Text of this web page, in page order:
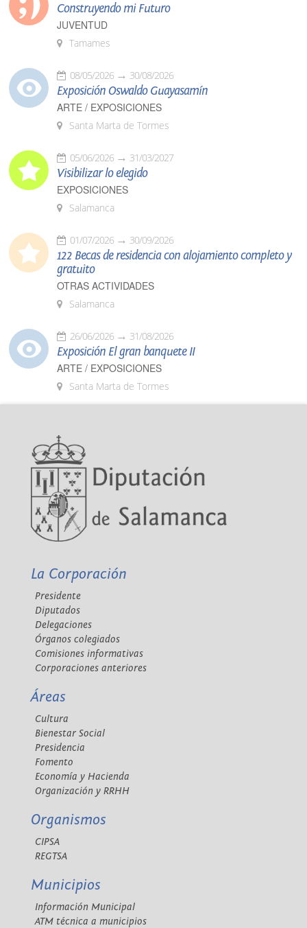
Construyendo mi Futuro
JUVENTUD
Tamames
08/05/2026 30/08/2026
Exposición Oswaldo Guayasamín
ARTE / EXPOSICIONES
Santa Marta de Tormes
05/06/2026 31/03/2027
Visibilizar lo elegido
EXPOSICIONES
Salamanca
01/07/2026 30/09/2026
122 Becas de residencia con alojamiento completo y
gratuito
OTRAS ACTIVIDADES
Salamanca
26/06/2026 31/08/2026
Exposición El gran banquete II
ARTE / EXPOSICIONES
Santa Marta de Tormes
La Corporación
Presidente
Diputados
Delegaciones
Órganos colegiados
Comisiones informativas
Corporaciones anteriores
Áreas
Cultura
Bienestar Social
Presidencia
Fomento
Economía y Hacienda
Organización y RRHH
Organismos
CIPSA
REGTSA
Municipios
Información Municipal
ATM técnica a municipios